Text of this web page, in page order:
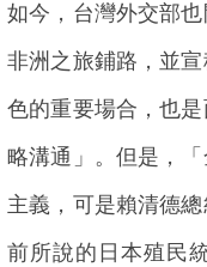
如今，台灣外交部
非洲之旅鋪路，並
色的重要場合，也
略溝通」。但是，
主義，可是賴清德
前所說的日本殖民